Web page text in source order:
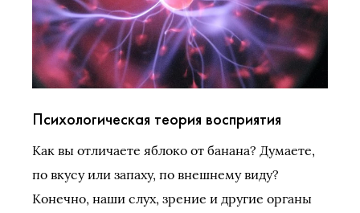
Психологическая теория восприятия
Как вы отличаете яблоко от банана? Думаете,
по вкусу или запаху, по внешнему виду?
Конечно, наши слух, зрение и другие органы